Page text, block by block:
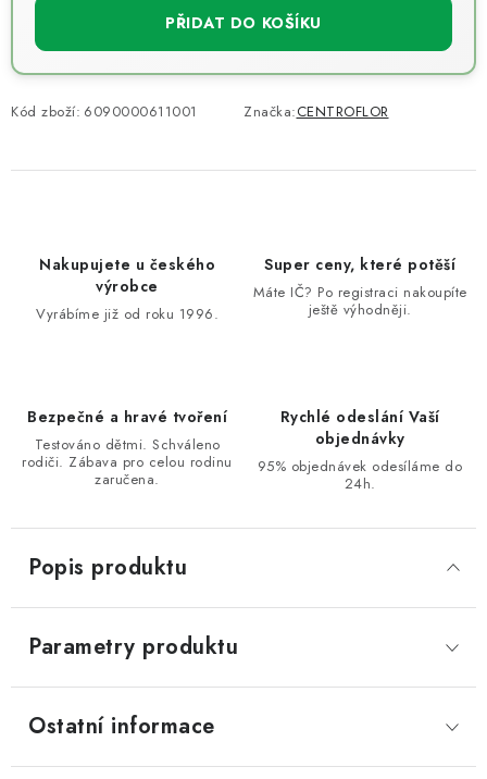
PŘIDAT DO KOŠÍKU
Kód zboží: 6090000611001 Značka:CENTROFLOR
Nakupujete u českého
výrobce
Vyrábíme již od roku 1996.
Super ceny, které potěší
Máte IČ? Po registraci nakoupíte
ještě výhodněji.
Bezpečné a hravé tvoření
Testováno dětmi. Schváleno
rodiči. Zábava pro celou rodinu
zaručena.
Rychlé odeslání Vaší
objednávky
95% objednávek odesíláme do
24h.
Popis produktu
Parametry produktu
Ostatní informace